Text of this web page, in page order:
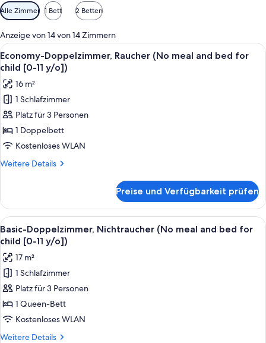
Verfügbare
Filter
für
Zimmer
Alle Zimmer 1 Bett 2 Betten
Anzeige von 14 von 14 Zimmern
Alle
Fotos
für
Economy-
Doppelzimmer,
Raucher
(No
meal
and
child
[0-
11
y/o])
anzeigen
Ein Hotelzimmer mit einem großen
16
Economy-Doppelzimmer, Raucher (No meal and bed for
child [0-11 y/o])
16 m²
1 Schlafzimmer
Platz für 3 Personen
1 Doppelbett
Kostenloses WLAN
Weitere Details
Weitere
Doppelzimmer,
Raucher
(No
meal
bed
for
child
[0-
11
Preise und Verfügbarkeit prüfen
Alle
Fotos
für
Basic-
Doppelzimmer,
Nichtraucher
(No
meal
and
Ein Hotelzimmer mit Bett,
16
Basic-Doppelzimmer, Nichtraucher (No meal and bed for
child [0-11 y/o])
17 m²
1 Schlafzimmer
Platz für 3 Personen
1 Queen-Bett
Kostenloses WLAN
Weitere Details
Weitere